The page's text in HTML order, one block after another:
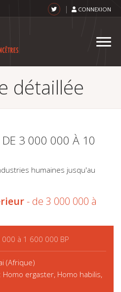
CONNEXION
détaillée
3 000 000 À 10
humaines jusqu'au
- de 3 000 000 à
à 1 600 000 BP
(Afrique)
Homo ergaster, Homo habilis,